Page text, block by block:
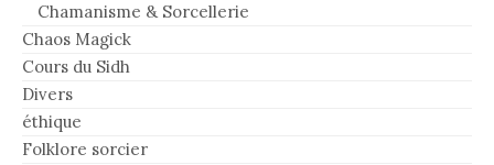
Chamanisme & Sorcellerie
Chaos Magick
Cours du Sidh
Divers
éthique
Folklore sorcier